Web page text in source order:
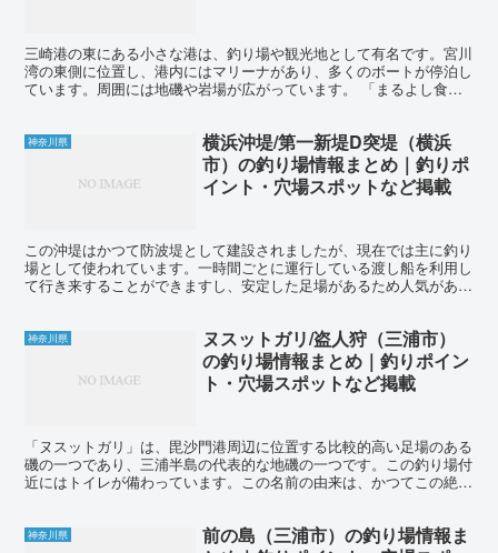
三崎港の東にある小さな港は、釣り場や観光地として有名です。宮川
湾の東側に位置し、港内にはマリーナがあり、多くのボートが停泊し
ています。周囲には地磯や岩場が広がっています。 「まるよし食
神奈川県
横浜沖堤/第一新堤D突堤（横浜
市）の釣り場情報まとめ｜釣りポ
イント・穴場スポットなど掲載
この沖堤はかつて防波堤として建設されましたが、現在では主に釣り
場として使われています。一時間ごとに運行している渡し船を利用し
て行き来することができますし、安定した足場があるため人気があり
神奈川県
ヌスットガリ/盗人狩（三浦市）
の釣り場情報まとめ｜釣りポイン
ト・穴場スポットなど掲載
「ヌスットガリ」は、毘沙門港周辺に位置する比較的高い足場のある
磯の一つであり、三浦半島の代表的な地磯の一つです。この釣り場付
近にはトイレが備わっています。この名前の由来は、かつてこの絶壁
神奈川県
前の島（三浦市）の釣り場情報ま